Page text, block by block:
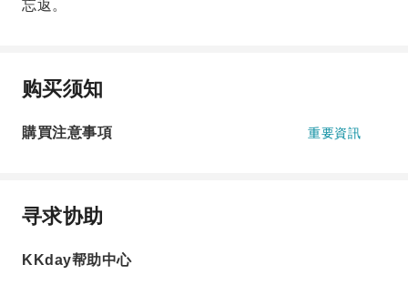
忘返。
购买须知
購買注意事項 重要資訊
寻求协助
KKday帮助中心